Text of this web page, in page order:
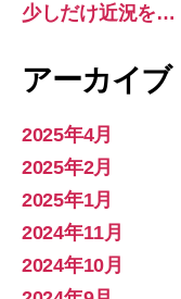
少しだけ近況を…
アーカイブ
2025年4月
2025年2月
2025年1月
2024年11月
2024年10月